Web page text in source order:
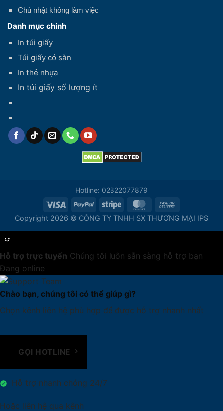
Chủ nhật không làm việc
Danh mục chính
In túi giấy
Túi giấy có sẵn
In thẻ nhựa
In túi giấy số lượng ít
Hotline: 02822077879
Copyright 2026 © CÔNG TY TNHH SX THƯƠNG MẠI IPS
Hỗ trợ trực tuyến Chúng tôi luôn sẵn sàng hỗ trợ bạn
Đang online
Chào bạn, chúng tôi có thể giúp gì?
Chọn kênh liên hệ phù hợp để được hỗ trợ nhanh nhất
GỌI HOTLINE
Hỗ trợ nhanh chóng 24/7
Hoặc liên hệ qua kênh